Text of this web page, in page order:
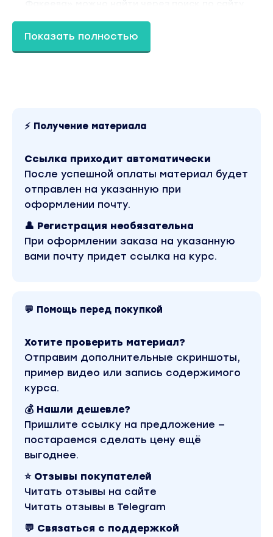
Показать полностью
⚡ Получение материала
Ссылка приходит автоматически
После успешной оплаты материал будет
отправлен на указанную при
оформлении почту.
👤 Регистрация необязательна
При оформлении заказа на указанную
вами почту придет ссылка на курс.
💬 Помощь перед покупкой
Хотите проверить материал?
Отправим дополнительные скриншоты,
пример видео или запись содержимого
курса.
💰 Нашли дешевле?
Пришлите ссылку на предложение —
постараемся сделать цену ещё
выгоднее.
⭐ Отзывы покупателей
Читать отзывы на сайте
Читать отзывы в Telegram
💬 Связаться с поддержкой